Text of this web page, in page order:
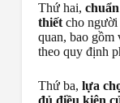
Thứ hai,
thiếtcho người
quan, bao gồm
theo quy định
Thứ ba, lựa